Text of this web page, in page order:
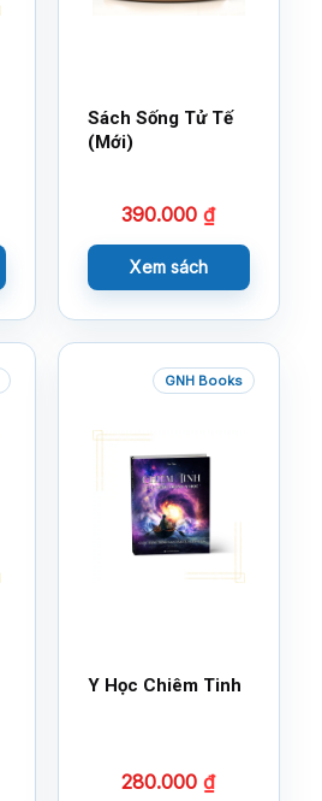
Sách Sống Tử Tế
(Mới)
390.000₫
Xem sách
GNH Books
Y Học Chiêm Tinh
280.000₫